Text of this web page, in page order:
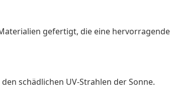
gefertigt, die eine hervorragende
schädlichen UV-Strahlen der Sonne.